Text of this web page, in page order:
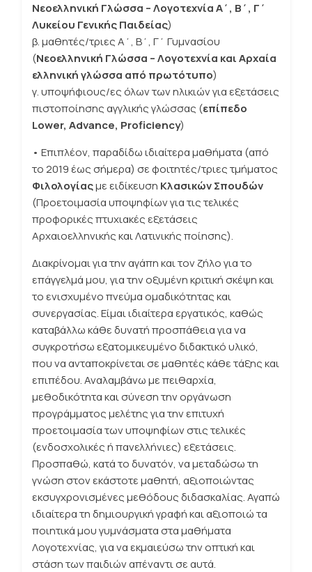
Νεοελληνική Γλώσσα – Λογοτεχνία Α΄, Β΄, Γ΄
Λυκείου Γενικής Παιδείας)
β. μαθητές/τριες Α΄, Β΄, Γ΄ Γυμνασίου
(Νεοελληνική Γλώσσα – Λογοτεχνία και Αρχαία
ελληνική γλώσσα από πρωτότυπο)
γ. υποψήφιους/ες όλων των ηλικιών για εξετάσεις
πιστοποίησης αγγλικής γλώσσας (επίπεδο
Lower, Advance, Proficiency)
• Επιπλέον, παραδίδω ιδιαίτερα μαθήματα (από
το 2019 έως σήμερα) σε φοιτητές/τριες τμήματος
Φιλολογίαςμε ειδίκευση Κλασικών Σπουδών
(Προετοιμασία υποψηφίων για τις τελικές
προφορικές πτυχιακές εξετάσεις
Αρχαιοελληνικής και Λατινικής ποίησης).
Διακρίνομαι για την αγάπη και τον ζήλο για το
επάγγελμά μου, για την οξυμένη κριτική σκέψη και
το ενισχυμένο πνεύμα ομαδικότητας και
συνεργασίας. Είμαι ιδιαίτερα εργατικός, καθώς
καταβάλλω κάθε δυνατή προσπάθεια για να
συγκροτήσω εξατομικευμένο διδακτικό υλικό,
που να ανταποκρίνεται σε μαθητές κάθε τάξης και
επιπέδου. Αναλαμβάνω με πειθαρχία,
μεθοδικότητα και σύνεση την οργάνωση
προγράμματος μελέτης για την επιτυχή
προετοιμασία των υποψηφίων στις τελικές
(ενδοσχολικές ή πανελλήνιες) εξετάσεις.
Προσπαθώ, κατά το δυνατόν, να μεταδώσω τη
γνώση στον εκάστοτε μαθητή, αξιοποιώντας
εκσυγχρονισμένες μεθόδους διδασκαλίας. Αγαπώ
ιδιαίτερα τη δημιουργική γραφή και αξιοποιώ τα
ποιητικά μου γυμνάσματα στα μαθήματα
Λογοτεχνίας, για να εκμαιεύσω την οπτική και
στάση των παιδιών απέναντι σε αυτά.